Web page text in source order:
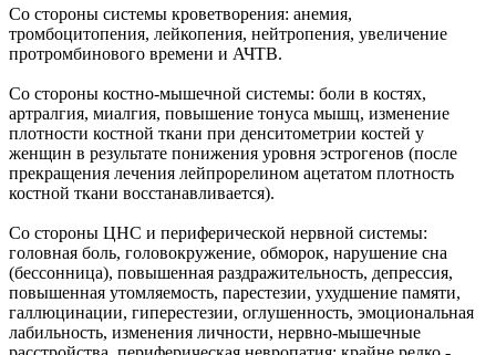
Со стороны системы кроветворения: анемия,
тромбоцитопения, лейкопения, нейтропения, увеличение
протромбинового времени и АЧТВ.
Со стороны костно-мышечной системы: боли в костях,
артралгия, миалгия, повышение тонуса мышц, изменение
плотности костной ткани при денситометрии костей у
женщин в результате понижения уровня эстрогенов (после
прекращения лечения лейпрорелином ацетатом плотность
костной ткани восстанавливается).
Со стороны ЦНС и периферической нервной системы:
головная боль, головокружение, обморок, нарушение сна
(бессонница), повышенная раздражительность, депрессия,
повышенная утомляемость, парестезии, ухудшение памяти,
галлюцинации, гиперестезии, оглушенность, эмоциональная
лабильность, изменения личности, нервно-мышечные